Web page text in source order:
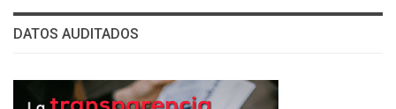
DATOS AUDITADOS